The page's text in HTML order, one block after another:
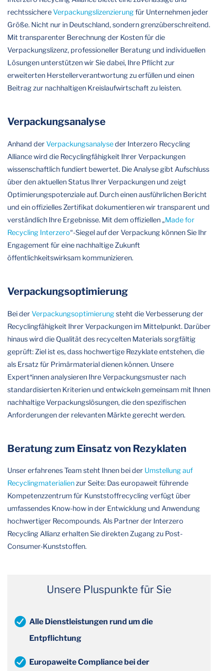
rechtssichereVerpackungslizenzierungfür Unternehmen jeder
Größe. Nicht nur in Deutschland, sondern grenzüberschreitend.
Mit transparenter Berechnung der Kosten für die
Verpackungslizenz, professioneller Beratung und individuellen
Lösungen unterstützen wir Sie dabei, Ihre Pflicht zur
erweiterten Herstellerverantwortung zu erfüllen und einen
Beitrag zur nachhaltigen Kreislaufwirtschaft zu leisten.
Verpackungsanalyse
Anhand derVerpackungsanalyseder Interzero Recycling
Alliance wird die Recyclingfähigkeit Ihrer Verpackungen
wissenschaftlich fundiert bewertet. Die Analyse gibt Aufschluss
über den aktuellen Status Ihrer Verpackungen und zeigt
Optimierungspotenziale auf. Durch einen ausführlichen Bericht
und ein offizielles Zertifikat dokumentieren wir transparent und
verständlich Ihre Ergebnisse. Mit dem offiziellen „Made for
Recycling Interzero“-Siegel auf der Verpackung können Sie Ihr
Engagement für eine nachhaltige Zukunft
öffentlichkeitswirksam kommunizieren.
Verpackungsoptimierung
Bei derVerpackungsoptimierungsteht die Verbesserung der
Recyclingfähigkeit Ihrer Verpackungen im Mittelpunkt. Darüber
hinaus wird die Qualität des recycelten Materials sorgfältig
geprüft: Ziel ist es, dass hochwertige Rezyklate entstehen, die
als Ersatz für Primärmaterial dienen können. Unsere
Expert*innen analysieren Ihre Verpackungsmuster nach
standardisierten Kriterien und entwickeln gemeinsam mit Ihnen
nachhaltige Verpackungslösungen, die den spezifischen
Anforderungen der relevanten Märkte gerecht werden.
Beratung zum Einsatz von Rezyklaten
Unser erfahrenes Team steht Ihnen bei der Umstellung auf
Recyclingmaterialienzur Seite: Das europaweit führende
Kompetenzzentrum für Kunststoffrecycling verfügt über
umfassendes Know-how in der Entwicklung und Anwendung
hochwertiger Recompounds. Als Partner der Interzero
Recycling Allianz erhalten Sie direkten Zugang zu Post-
Consumer-Kunststoffen.
Unsere Pluspunkte für Sie
Alle Dienstleistungen rund um die
Entpflichtung
Europaweite Compliance bei der